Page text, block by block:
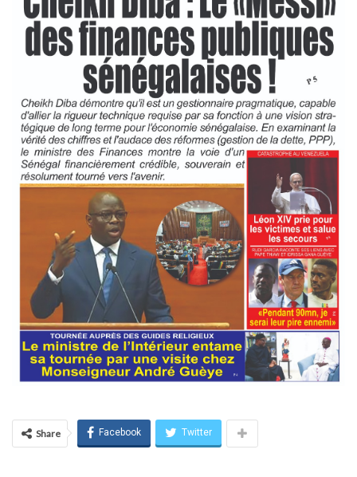
Share Facebook Twitter